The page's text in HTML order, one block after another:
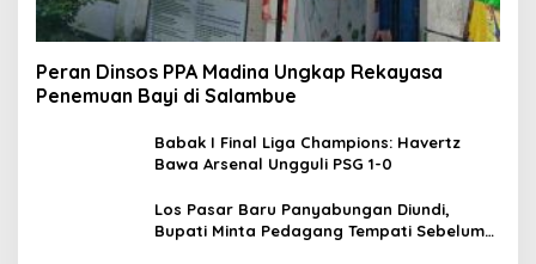
Peran Dinsos PPA Madina Ungkap Rekayasa
Penemuan Bayi di Salambue
Babak I Final Liga Champions: Havertz
Bawa Arsenal Ungguli PSG 1-0
Los Pasar Baru Panyabungan Diundi,
Bupati Minta Pedagang Tempati Sebelum